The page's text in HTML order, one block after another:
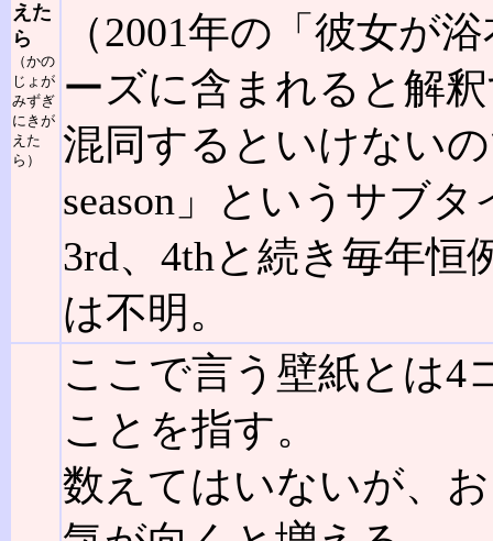
えた
ら
（かの
じょが
みずぎ
にきが
えた
ら）
（2001年の「彼女が
ーズに含まれると解
混同するといけない
season」というサブ
3rd、4thと続き毎年
は不明。
ここで言う壁紙とは4
ことを指す。
数えてはいないが、